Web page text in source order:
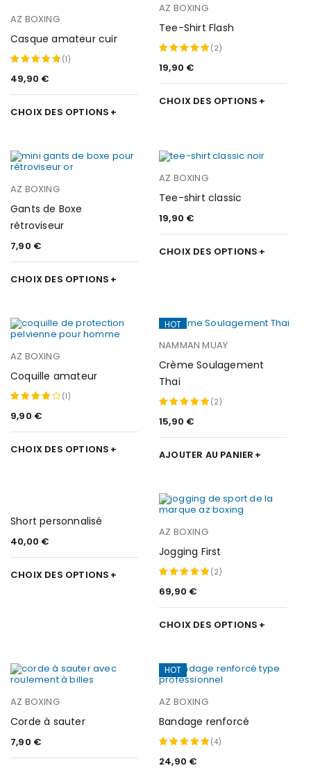
AZ BOXING
Casque amateur cuir
Note5.00
sur 5
(1)
49,90 €
CHOIX DES OPTIONS
AZ BOXING
Tee-Shirt Flash
Note 5.00
sur 5
(2)
19,90 €
CHOIX DES OPTIONS
AZ BOXING
Gants de Boxe
rétroviseur
7,90 €
CHOIX DES OPTIONS
AZ BOXING
Tee-shirt classic
19,90 €
CHOIX DES OPTIONS
AZ BOXING
Coquille amateur
Note
4.00
sur 5
(1)
9,90 €
CHOIX DES OPTIONS
HOT
NAMMAN MUAY
Crème Soulagement
Thai
Note 5.00
sur 5
(2)
15,90 €
AJOUTER AU PANIER
Short personnalisé
40,00 €
CHOIX DES OPTIONS
AZ BOXING
Jogging First
Note 5.00
sur 5
(2)
69,90 €
CHOIX DES OPTIONS
AZ BOXING
Corde à sauter
7,90 €
HOT
AZ BOXING
Bandage renforcé
Note 5.00
(4)
24,90 €